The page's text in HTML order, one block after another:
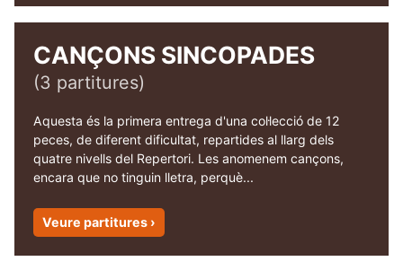
CANÇONS SINCOPADES
(3 partitures)
Aquesta és la primera entrega d'una col·lecció de 12
peces, de diferent dificultat, repartides al llarg dels
quatre nivells del Repertori. Les anomenem cançons,
encara que no tinguin lletra, perquè...
Veure partitures ›